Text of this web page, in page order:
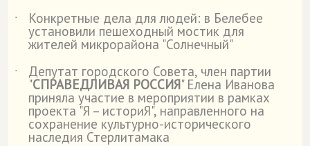
˙
Конкретные дела для людей: в Белебее
установили пешеходный мостик для
жителей микрорайона "Солнечный"
˙
Депутат городского Совета, член партии
"СПРАВЕДЛИВАЯ РОССИЯ" Елена Иванова
приняла участие в мероприятии в рамках
проекта "Я – историЯ", направленного на
сохранение культурно-исторического
наследия Стерлитамака